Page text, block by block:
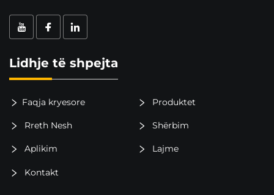
Lidhje të shpejta
Faqja kryesore Produktet
Rreth Nesh Shërbim
Aplikim Lajme
Kontakt